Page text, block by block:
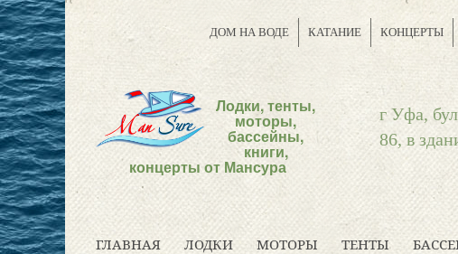
ДОМ НА ВОДЕ КАТАНИЕ КОНЦЕРТЫ
Лодки, тенты,
моторы,
бассейны,
книги,
концерты от Мансура
г Уфа,
86, в
ГЛАВНАЯ ЛОДКИ МОТОРЫ ТЕНТЫ